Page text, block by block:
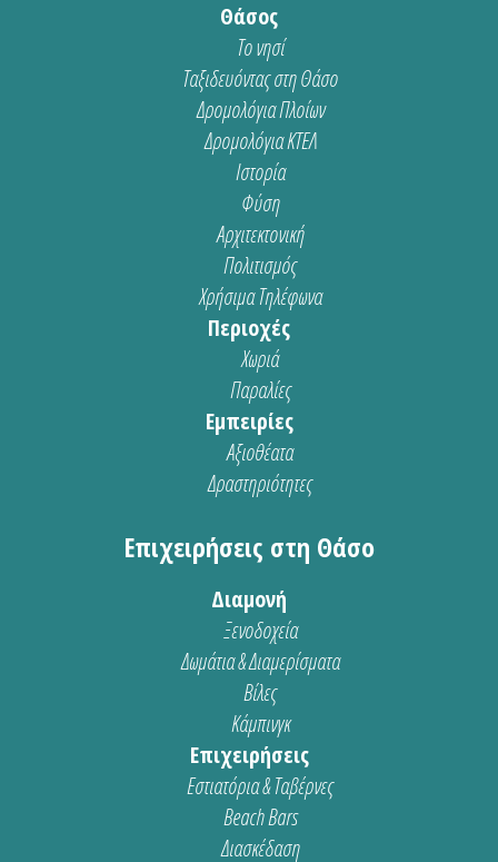
Θάσος
Το νησί
Ταξιδευόντας στη Θάσο
Δρομολόγια Πλοίων
Δρομολόγια ΚΤΕΛ
Ιστορία
Φύση
Αρχιτεκτονική
Πολιτισμός
Χρήσιμα Τηλέφωνα
Περιοχές
Χωριά
Παραλίες
Εμπειρίες
Αξιοθέατα
Δραστηριότητες
Επιχειρήσεις στη Θάσο
Διαμονή
Ξενοδοχεία
Δωμάτια & Διαμερίσματα
Βίλες
Κάμπινγκ
Επιχειρήσεις
Εστιατόρια & Ταβέρνες
Beach Bars
Διασκέδαση